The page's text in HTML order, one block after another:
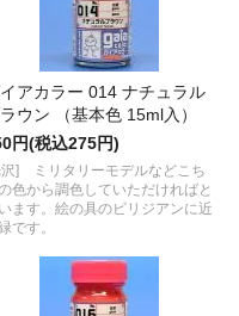
アカラー 014 ナチュラル
ウン （基本色 15ml入）
円(税込275円)
沢] ミリタリーモデルなどこち
色から調色していただければと
ます。絵の具のビリジアンに近
です。